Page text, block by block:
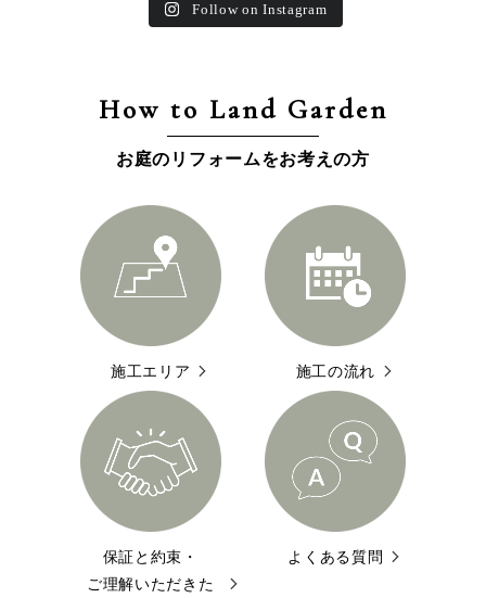
Follow on Instagram
How to Land Garden
お庭のリフォームをお考えの方
施工エリア 施工の流れ
保証と約束・
ご理解いただきた
よくある質問